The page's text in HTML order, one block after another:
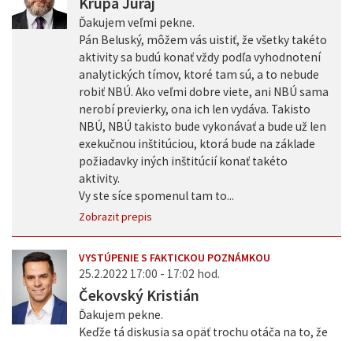
Ďakujem veľmi pekne.
Pán Beluský, môžem vás uistiť, že všetky takéto
aktivity sa budú konať vždy podľa vyhodnotení
analytických tímov, ktoré tam sú, a to nebude
robiť NBÚ. Ako veľmi dobre viete, ani NBÚ sama
nerobí previerky, ona ich len vydáva. Takisto
NBÚ, NBÚ takisto bude vykonávať a bude už len
exekučnou inštitúciou, ktorá bude na základe
požiadavky iných inštitúcií konať takéto
aktivity.
Vy ste síce spomenul tam to...
Zobrazit prepis
VYSTÚPENIE S FAKTICKOU POZNÁMKOU
25.2.2022 17:00 - 17:02 hod.
Čekovský Kristián
Ďakujem pekne.
Keďže tá diskusia sa opäť trochu otáča na to, že